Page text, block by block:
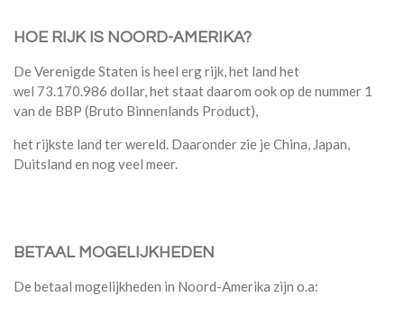
HOE RIJK IS NOORD-AMERIKA?
De Verenigde Staten is heel erg rijk, het land het
wel 73.170.986 dollar, het staat daarom ook op de nummer 1
van de BBP (Bruto Binnenlands Product),
het rijkste land ter wereld. Daaronder zie je China, Japan,
Duitsland en nog veel meer.
BETAAL MOGELIJKHEDEN
De betaal mogelijkheden in Noord-Amerika zijn o.a: